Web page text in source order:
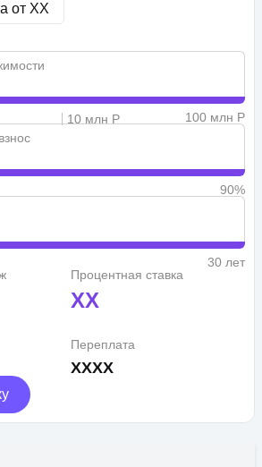
от XX
10 млн Р
100 млн Р
90%
30 лет
Процентная ставка
XX
Переплата
XXXX